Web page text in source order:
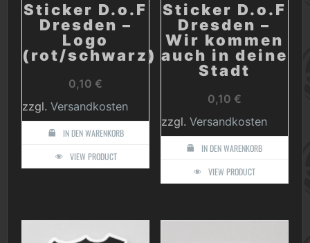
Sticker D.o.F
Dresden –
Logo
(rot/schwarz)
0,10€
zzgl. Versandkosten
IN DEN WARENKORB
VIEW PRODUCT
Sticker D.o.F
Dresden –
Wir kommen
auch in deine
Stadt
0,10 €
zzgl. Versandkosten
IN DEN WARENKORB
VIEW PRODUCT